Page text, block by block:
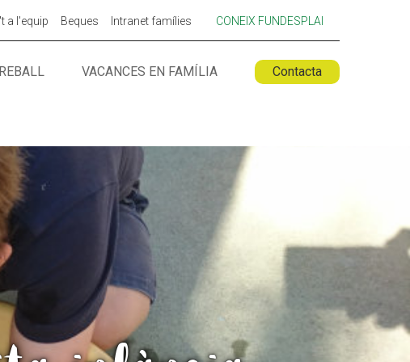
a l'equip Beques Intranet famílies CONEIX FUNDESPLAI
VACANCES EN FAMÍLIA Contacta
SUPORT TERCER SECTOR
COL·LABORA
Fes voluntariat